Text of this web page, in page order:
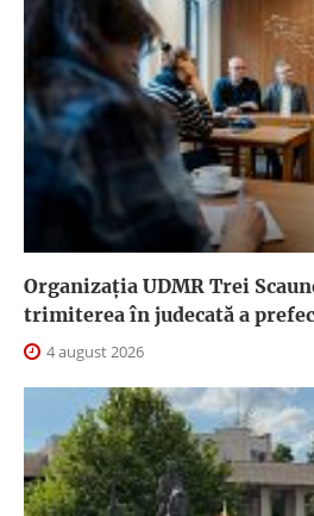
Organizația UDMR Trei
trimiterea în judecată a
4 august 2026